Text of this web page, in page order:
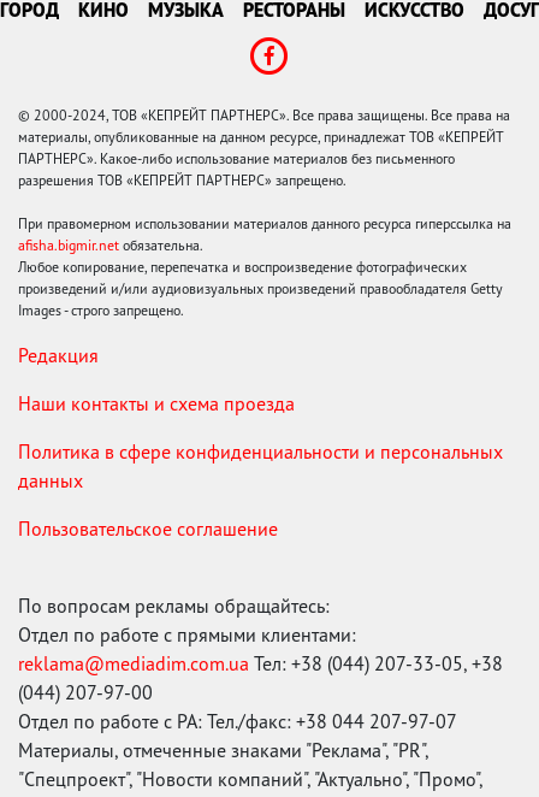
ГОРОД КИНО МУЗЫКА РЕСТОРАНЫ ИСКУССТВО ДОСУГ
© 2000-2024, ТОВ «КЕПРЕЙТ ПАРТНЕРС». Все права защищены. Все права на
материалы, опубликованные на данном ресурсе, принадлежат ТОВ «КЕПРЕЙТ
ПАРТНЕРС». Какое-либо использование материалов без письменного
разрешения ТОВ «КЕПРЕЙТ ПАРТНЕРС» запрещено.
При правомерном использовании материалов данного ресурса гиперссылка на
afisha.bigmir.net обязательна.
Любое копирование, перепечатка и воспроизведение фотографических
произведений и/или аудиовизуальных произведений правообладателя Getty
Images - строго запрещено.
Редакция
Наши контакты и схема проезда
Политика в сфере конфиденциальности и персональных
данных
Пользовательское соглашение
По вопросам рекламы обращайтесь:
Отдел по работе с прямыми клиентами:
reklama@mediadim.com.ua Тел: +38 (044) 207-33-05, +38
(044) 207-97-00
Отдел по работе с РА: Тел./факс: +38 044 207-97-07
Материалы, отмеченные знаками "Реклама", "PR",
"Спецпроект", "Новости компаний", "Актуально", "Промо",